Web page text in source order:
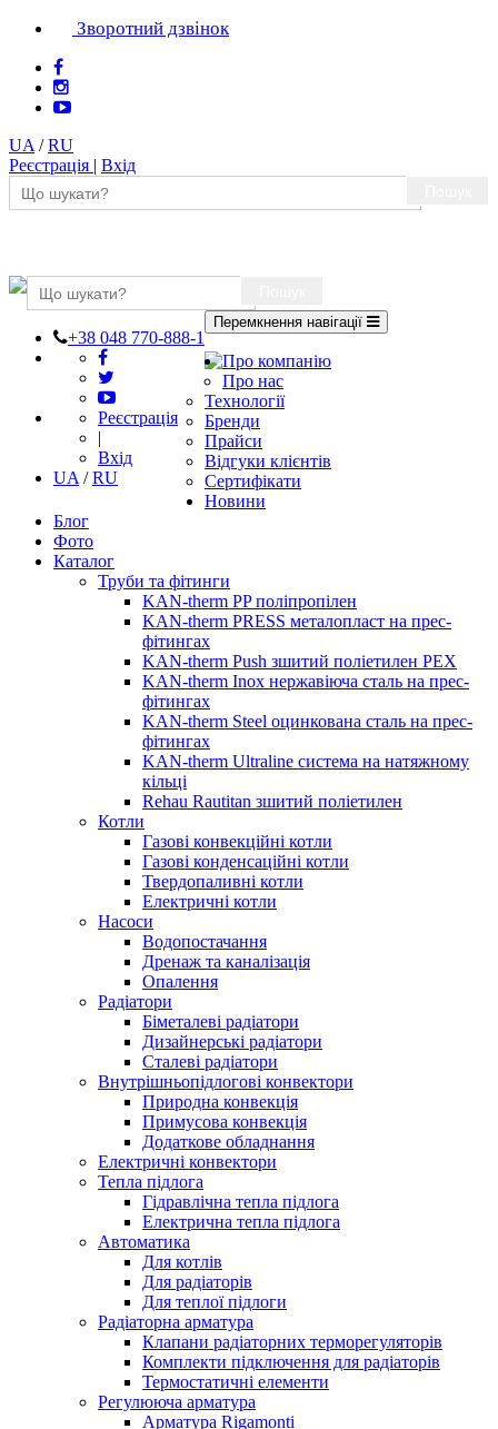
Зворотний дзвінок
UA /RU
Реєстрація | Вхід
+38 048 770-888-1
Реєстрація
|
Вхід
UA /RU
Перемкнення навігації
Про компанію
Про нас
Технології
Бренди
Прайси
Відгуки клієнтів
Сертифікати
Новини
Блог
Фото
Каталог
Труби та фітинги
KAN-therm PP поліпропілен
KAN-therm PRESS металопласт на прес-
фітингах
KAN-therm Push зшитий поліетилен PEX
KAN-therm Inox нержавіюча сталь на прес-
фітингах
KAN-therm Steel оцинкована сталь на прес-
фітингах
KAN-therm Ultraline система на натяжному
кільці
Rehau Rautitan зшитий поліетилен
Котли
Газові конвекційні котли
Газові конденсаційні котли
Твердопаливні котли
Електричні котли
Насоси
Водопостачання
Дренаж та каналізація
Опалення
Радіатори
Біметалеві радіатори
Дизайнерські радіатори
Сталеві радіатори
Внутрішньопідлогові конвектори
Природна конвекція
Примусова конвекція
Додаткове обладнання
Електричні конвектори
Тепла підлога
Гідравлічна тепла підлога
Електрична тепла підлога
Автоматика
Для котлів
Для радіаторів
Для теплої підлоги
Радіаторна арматура
Клапани радіаторних терморегуляторів
Комплекти підключення для радіаторів
Термостатичні елементи
Регулююча арматура
Арматура Rigamonti